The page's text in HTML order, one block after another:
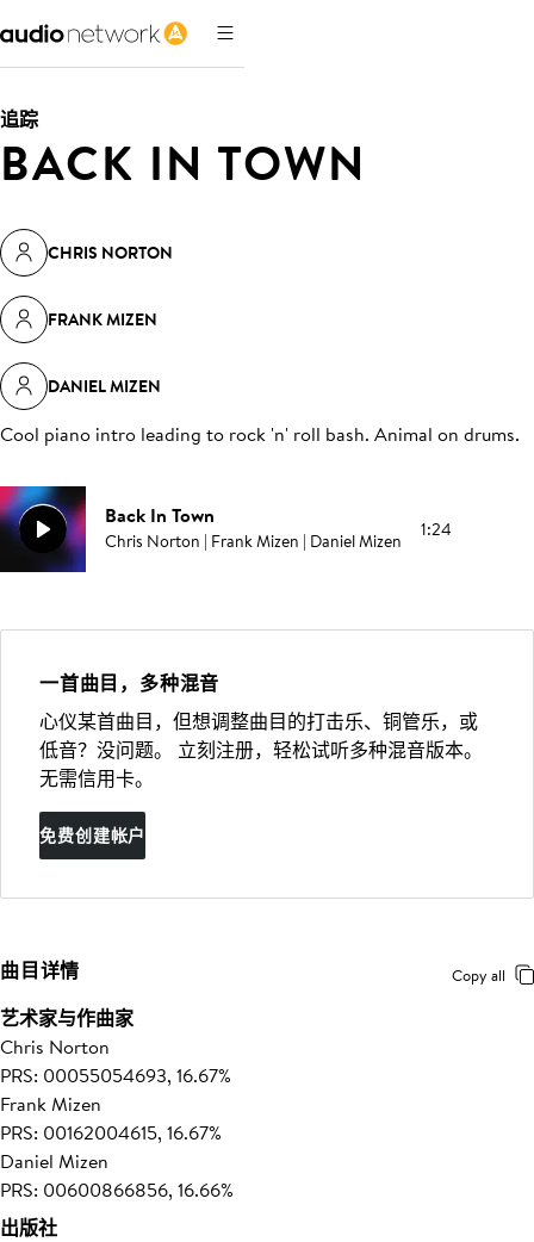
追踪
BACK IN TOWN
CHRIS NORTON
FRANK MIZEN
DANIEL MIZEN
Cool piano intro leading to rock 'n' roll bash. Animal on drums.
Back In Town
Chris Norton | Frank Mizen | Daniel Mizen 1:24
一首曲目，多种混音
心仪某首曲目，但想调整曲目的打击乐、铜管乐，或
低音？没问题。 立刻注册，轻松试听多种混音版本。
无需信用卡。
免费创建帐户
曲目详情 Copy all
艺术家与作曲家
Chris Norton
PRS: 00055054693, 16.67%
Frank Mizen
PRS: 00162004615, 16.67%
Daniel Mizen
PRS: 00600866856, 16.66%
出版社